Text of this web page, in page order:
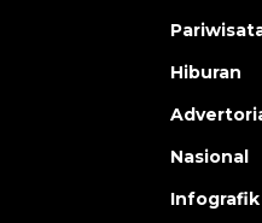
Hiburan
Nasional
Infografik